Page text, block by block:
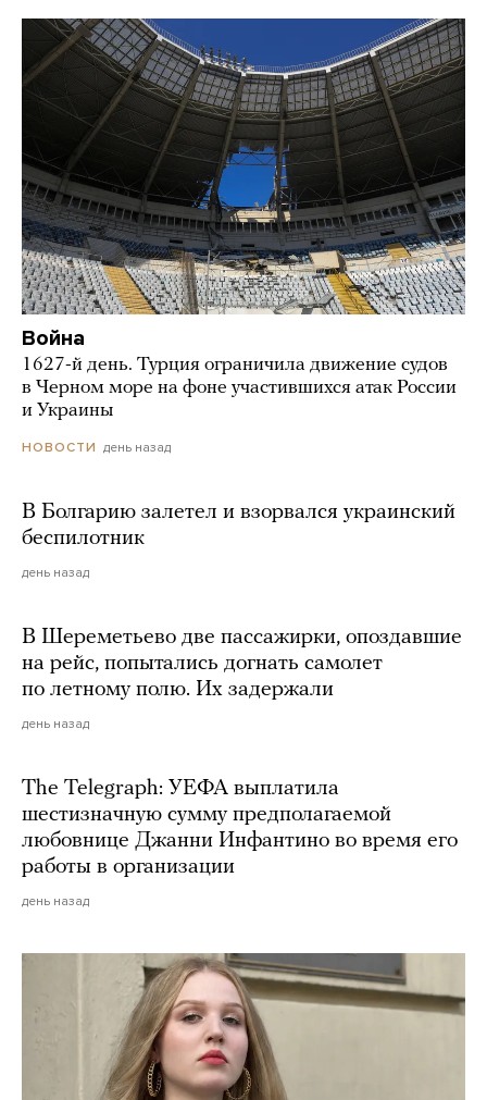
Война
1627-й день. Турция ограничила движение судов
в Черном море на фоне участившихся атак России
и Украины
НОВОСТИ день назад
В Болгарию залетел и взорвался украинский
беспилотник
день назад
В Шереметьево две пассажирки, опоздавшие
на рейс, попытались догнать самолет
по летному полю. Их задержали
день назад
The Telegraph: УЕФА выплатила
шестизначную сумму предполагаемой
любовнице Джанни Инфантино во время его
работы в организации
день назад